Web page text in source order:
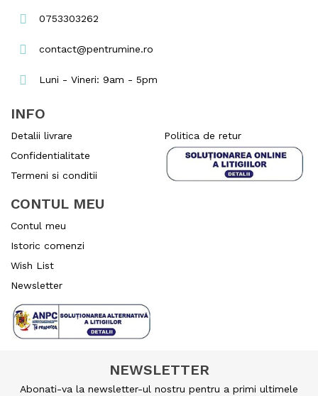
0753303262
contact@pentrumine.ro
Luni - Vineri: 9am - 5pm
INFO
Detalii livrare
Confidentialitate
Termeni si conditii
Politica de retur
CONTUL MEU
Contul meu
Istoric comenzi
Wish List
Newsletter
NEWSLETTER
Abonati-va la newsletter-ul nostru pentru a primi ultimele